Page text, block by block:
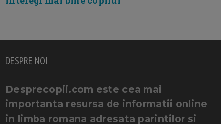
DESPRE NOI
Desprecopii.com este cea mai
importanta resursa de informatii online
in limba romana adresata parintilor si